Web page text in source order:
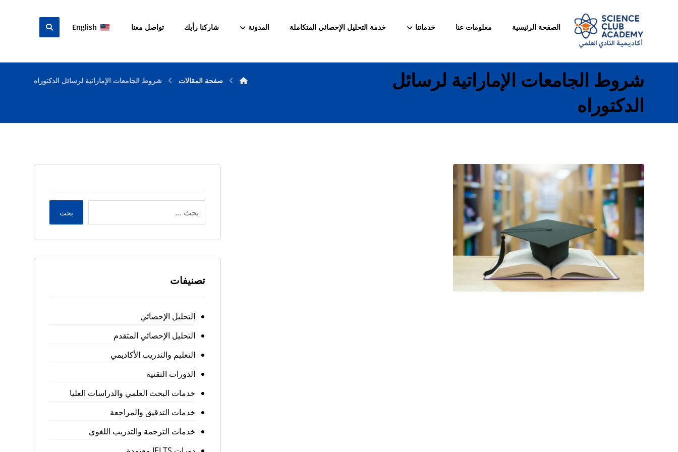
الصفحة الرئيسية معلومات عنا خدماتنا خدمة التحليل الإحصائي المتكاملة المدونة شاركنا رأيك تواصل معنا English
شروط الجامعات الإماراتية لرسائل
الدكتوراه
صفحة المقالات شروط الجامعات الإماراتية لرسائل الدكتوراه
بحث
تصنيفات
التحليل الإحصائي
التحليل الإحصائي المتقدم
التعليم والتدريب الأكاديمي
الدورات التقنية
خدمات البحث العلمي والدراسات العليا
خدمات التدقيق والمراجعة
خدمات الترجمة والتدريب اللغوي